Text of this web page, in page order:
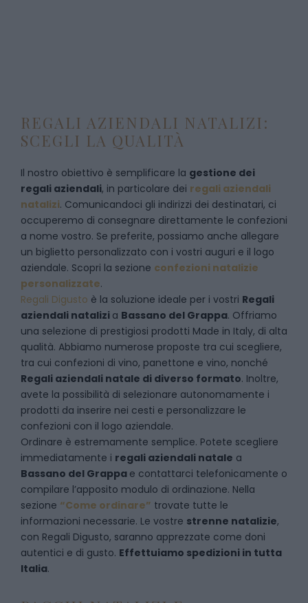
REGALI AZIENDALI NATALIZI:
SCEGLI LA QUALITÀ
Il nostro obiettivo è semplificare la gestione dei
regali aziendali, in particolare dei regali aziendali
natalizi. Comunicandoci gli indirizzi dei destinatari, ci
occuperemo di consegnare direttamente le confezioni
a nome vostro. Se preferite, possiamo anche allegare
un biglietto personalizzato con i vostri auguri e il logo
aziendale. Scopri la sezione confezioni natalizie
personalizzate.
Regali Digusto è la soluzione ideale per i vostri Regali
aziendali natalizi a Bassano del Grappa. Offriamo
una selezione di prestigiosi prodotti Made in Italy, di alta
qualità. Abbiamo numerose proposte tra cui scegliere,
tra cui confezioni di vino, panettone e vino, nonché
Regali aziendali natale di diverso formato. Inoltre,
avete la possibilità di selezionare autonomamente i
prodotti da inserire nei cesti e personalizzare le
confezioni con il logo aziendale.
Ordinare è estremamente semplice. Potete scegliere
immediatamente i regali aziendali natale a
Bassano del Grappa e contattarci telefonicamente o
compilare l’apposito modulo di ordinazione. Nella
sezione “Come ordinare” trovate tutte le
informazioni necessarie. Le vostre strenne natalizie,
con Regali Digusto, saranno apprezzate come doni
autentici e di gusto. Effettuiamo spedizioni in tutta
Italia.